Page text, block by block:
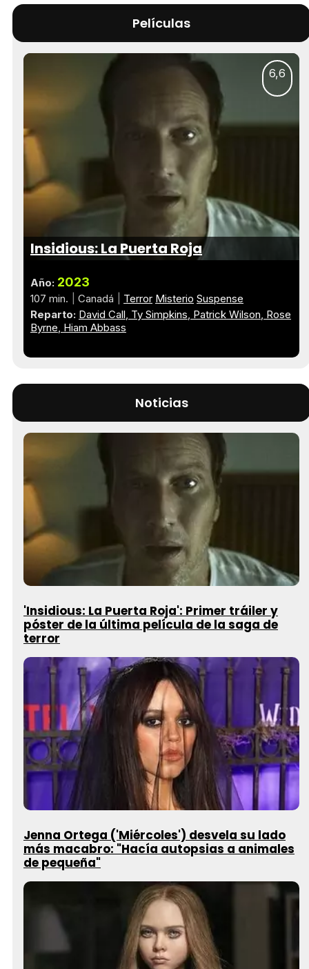
Películas
6,6
Insidious: La Puerta Roja
Año: 2023
107 min. Canadá Terror Misterio Suspense
Reparto: David Call Ty Simpkins Patrick Wilson Rose
Byrne Hiam Abbass
Noticias
'Insidious: La Puerta Roja': Primer tráiler y
póster de la última película de la saga de
terror
Jenna Ortega ('Miércoles') desvela su lado
más macabro: "Hacía autopsias a animales
de pequeña"